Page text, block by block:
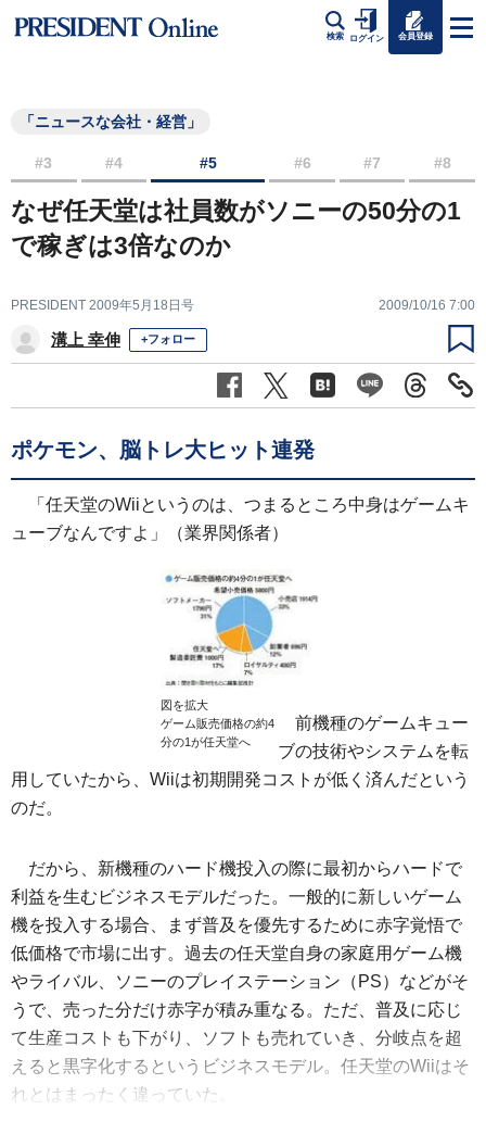
検索 ログイン 会員登録
「ニュースな会社・経営」
#3 #4 #5 #6 #7 #8
なぜ任天堂は社員数がソニーの50分の1
で稼ぎは3倍なのか
PRESIDENT 2009年5月18日号 2009/10/16 7:00
溝上 幸伸 +フォロー
ポケモン、脳トレ大ヒット連発
「任天堂のWiiというのは、つまるところ中身はゲームキ
ューブなんですよ」（業界関係者）
図を拡大
ゲーム販売価格の約4
分の1が任天堂へ
前機種のゲームキュー
ブの技術やシステムを転
用していたから、Wiiは初期開発コストが低く済んだという
のだ。
だから、新機種のハード機投入の際に最初からハードで
利益を生むビジネスモデルだった。一般的に新しいゲーム
機を投入する場合、まず普及を優先するために赤字覚悟で
低価格で市場に出す。過去の任天堂自身の家庭用ゲーム機
やライバル、ソニーのプレイステーション（PS）などがそ
うで、売った分だけ赤字が積み重なる。ただ、普及に応じ
て生産コストも下がり、ソフトも売れていき、分岐点を超
えると黒字化するというビジネスモデル。任天堂のWiiはそ
れとはまったく違っていた。